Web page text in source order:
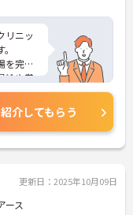
リニッ
を完備
給や賞
やりが
ので、
紹介してもらう
更新日：2025年10月09日
ース